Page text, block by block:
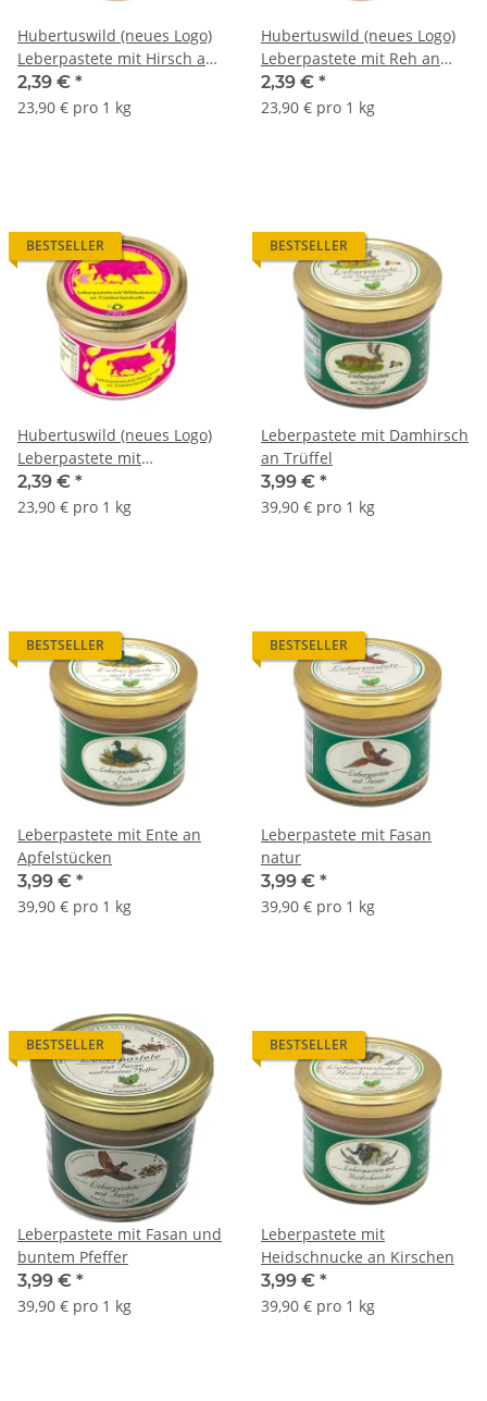
Hubertuswild (neues Logo)
Leberpastete mit Hirsch an
Wildpreiselbeeren
2,39 € *
23,90 € pro 1 kg
Hubertuswild (neues Logo)
Leberpastete mit Reh an
Rosmarin & Thymian
2,39 € *
23,90 € pro 1 kg
BESTSELLER
Hubertuswild (neues Logo)
Leberpastete mit
Wildschwein an
Cumberlandsoße
2,39 € *
23,90 € pro 1 kg
BESTSELLER
Leberpastete mit Damhirsch
an Trüffel
3,99 € *
39,90 € pro 1 kg
BESTSELLER
Leberpastete mit Ente an
Apfelstücken
3,99 € *
39,90 € pro 1 kg
BESTSELLER
Leberpastete mit Fasan
natur
3,99 € *
39,90 € pro 1 kg
BESTSELLER
Leberpastete mit Fasan und
buntem Pfeffer
3,99 € *
39,90 € pro 1 kg
BESTSELLER
Leberpastete mit
Heidschnucke an Kirschen
3,99 € *
39,90 € pro 1 kg